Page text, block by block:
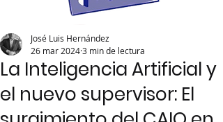
La Inteligencia Artificial y
el nuevo supervisor: El
José Luis Hernández
26 mar 20243 min de lectura